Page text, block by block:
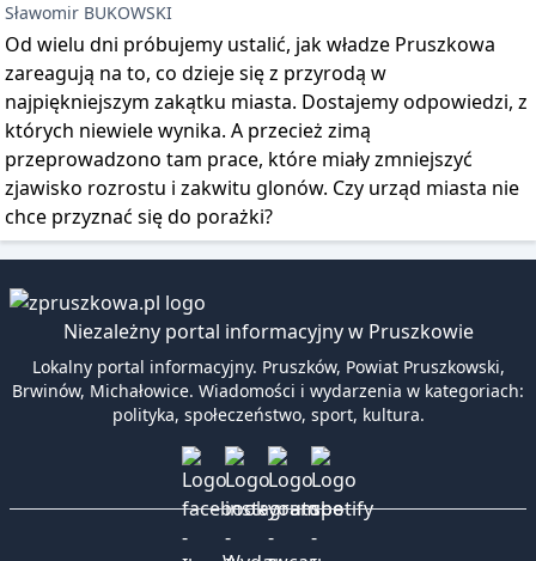
Sławomir BUKOWSKI
Od wielu dni próbujemy ustalić, jak władze Pruszkowa
zareagują na to, co dzieje się z przyrodą w
najpiękniejszym zakątku miasta. Dostajemy odpowiedzi, z
których niewiele wynika. A przecież zimą
przeprowadzono tam prace, które miały zmniejszyć
zjawisko rozrostu i zakwitu glonów. Czy urząd miasta nie
chce przyznać się do porażki?
Niezależny portal informacyjny w Pruszkowie
Lokalny portal informacyjny. Pruszków, Powiat Pruszkowski,
Brwinów, Michałowice. Wiadomości i wydarzenia w kategoriach:
polityka, społeczeństwo, sport, kultura.